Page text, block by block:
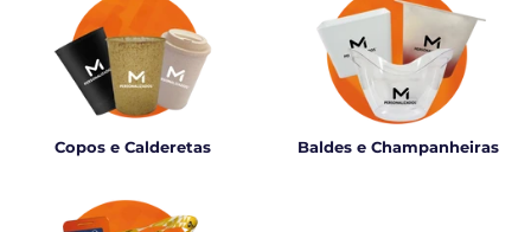
Copos e Calderetas Baldes e Champanheiras